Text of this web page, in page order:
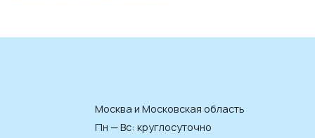
Москва и Московская область
Пн — Вс: круглосуточно